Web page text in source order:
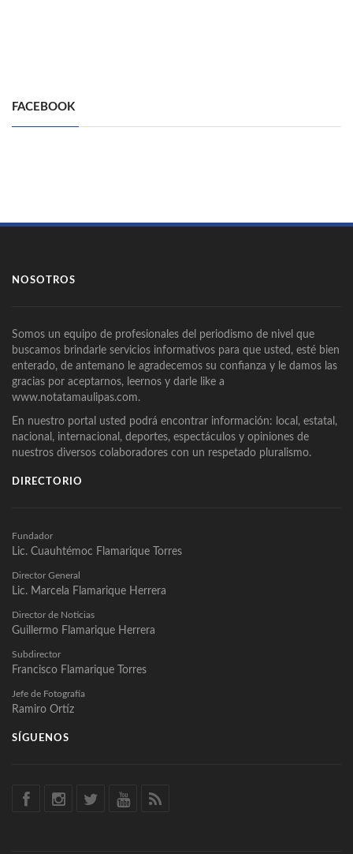
FACEBOOK
NOSOTROS
Somos un equipo de profesionales del periodismo de nivel que
buscamos brindarle servicios informativos para que usted, esté bien
enterado, de antemano le agradecemos su confianza y le damos las
gracias por aceptarnos, leernos y darle like a
www.notatamaulipas.com.
En nuestro portal usted podrá encontrar información: local, estatal,
nacional, internacional, deportes, espectáculos y opiniones de
nuestros diversos colaboradores con un respetado pluralismo.
DIRECTORIO
Fundador
Lic. Cuauhtémoc Flamarique Torres
Director General
Lic. Marcela Flamarique Herrera
Director de Noticias
Guillermo Flamarique Herrera
Subdirector
Francisco Flamarique Torres
Jefe de Fotografía
Ramiro Ortíz
SÍGUENOS